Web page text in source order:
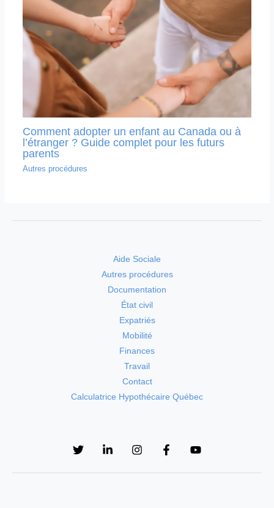
Comment adopter un enfant au Canada ou à
l’étranger ? Guide complet pour les futurs
parents
Autres procédures
Aide Sociale
Autres procédures
Documentation
État civil
Expatriés
Mobilité
Finances
Travail
Contact
Calculatrice Hypothécaire Québec